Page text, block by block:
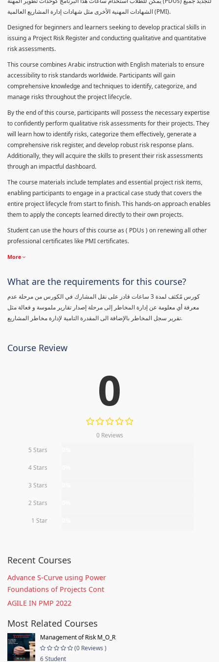
الشهادات المهنية الأخرى مثل شهادات إدارة المشاريع العالمية (PMI).
Designed for beginners and learners seeking to develop practical skills in
issuing a Project Risk Register and conducting qualitative and quantitative
risk assessments.
This course combines Arabic instruction with English materials to ensure
accessibility to risk standards worldwide. Participants will gain
comprehensive knowledge and techniques to identify, categorize, and
manage risks throughout the project lifecycle.
By the end of this course, participants will possess the necessary expertise
to confidently perform qualitative risk assessments for their projects. They
will learn how to identify risks, categorize them effectively, generate a
comprehensive risk register, and develop robust risk response plans.
Additionally, they will acquire the skills to present their risk assessments
through an impactful dashboard.
The course materials include templates and essential project risk items,
enabling participants to engage in a practical case study that covers the
entire project lifecycle from start to finish. This hands-on approach enables
them to apply the concepts learned directly to their own projects.
Student can use the hours of this course as ( PDUs ) on renewing all other
professional certificates like PMI certificates.
More
What are the requirements for this course?
كورس مٌكثف لمدة 3 ساعات قادر على نقل المشارك في الكورس من مرحلة عدم
معرفة أي معلومة عن إدارة المخاطر إلى مرحلة إصدار تقارير ملموسة و فعالة مثل
تقرير سجل المخاطر بالإضافة الى المقدرة التامية لإدارة مخاطر المشاريع.
Course Review
0
0 Reviews
5 Stars
4 Stars
3 Stars
2 Stars
1 Star
Recent Courses
Advance S-Curve using Power
Foundations of Projects Cont
AGILE IN PMP 2022
Most Related Courses
Management of Risk M_O_R
(0 Reviews )
6 Student